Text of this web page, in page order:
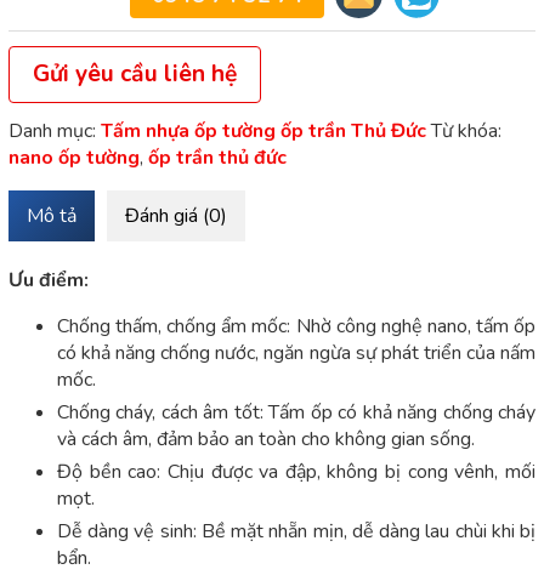
Gửi yêu cầu liên hệ
Danh mục: Tấm nhựa ốp tường ốp trần Thủ ĐứcTừ khóa:
nano ốp tường, ốp trần thủ đức
Mô tả Đánh giá (0)
Ưu điểm:
Chống thấm, chống ẩm mốc: Nhờ công nghệ nano, tấm ốp
có khả năng chống nước, ngăn ngừa sự phát triển của nấm
mốc.
Chống cháy, cách âm tốt: Tấm ốp có khả năng chống cháy
và cách âm, đảm bảo an toàn cho không gian sống.
Độ bền cao: Chịu được va đập, không bị cong vênh, mối
mọt.
Dễ dàng vệ sinh: Bề mặt nhẵn mịn, dễ dàng lau chùi khi bị
bẩn.